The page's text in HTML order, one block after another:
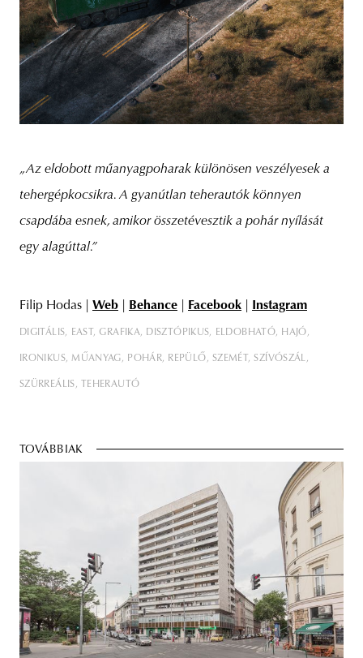
„Az eldobott műanyagpoharak különösen veszélyesek a
tehergépkocsikra. A gyanútlan teherautók könnyen
csapdába esnek, amikor összetévesztik a pohár nyílását
egy alagúttal.”
Filip Hodas | Web Behance Facebook Instagram
DIGITÁLIS EAST GRAFIKA DISZTÓPIKUS ELDOBHATÓ HAJÓ
IRONIKUS MŰANYAG POHÁR REPÜLŐ SZEMÉT SZÍVÓSZÁL
SZÜRREÁLIS TEHERAUTÓ
TOVÁBBIAK